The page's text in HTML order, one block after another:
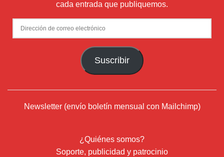
cada entrada que publiquemos.
Dirección
de
Suscribir
Newsletter (envío boletín mensual con Mailchimp)
¿Quiénes somos?
Soporte, publicidad y patrocinio